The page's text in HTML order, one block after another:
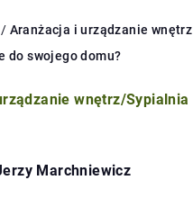
/ Aranżacja i urządzanie wnętrz
do swojego domu?
wnętrz/Sypialnia
Marchniewicz